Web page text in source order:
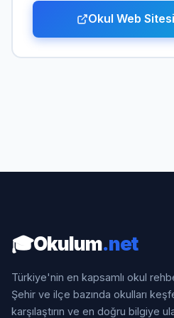
Okul Web
🎓Okulum.net
Türkiye'nin en kapsamlı okul
Şehir ve ilçe bazında okulları
karşılaştırın ve en doğru bilgiye